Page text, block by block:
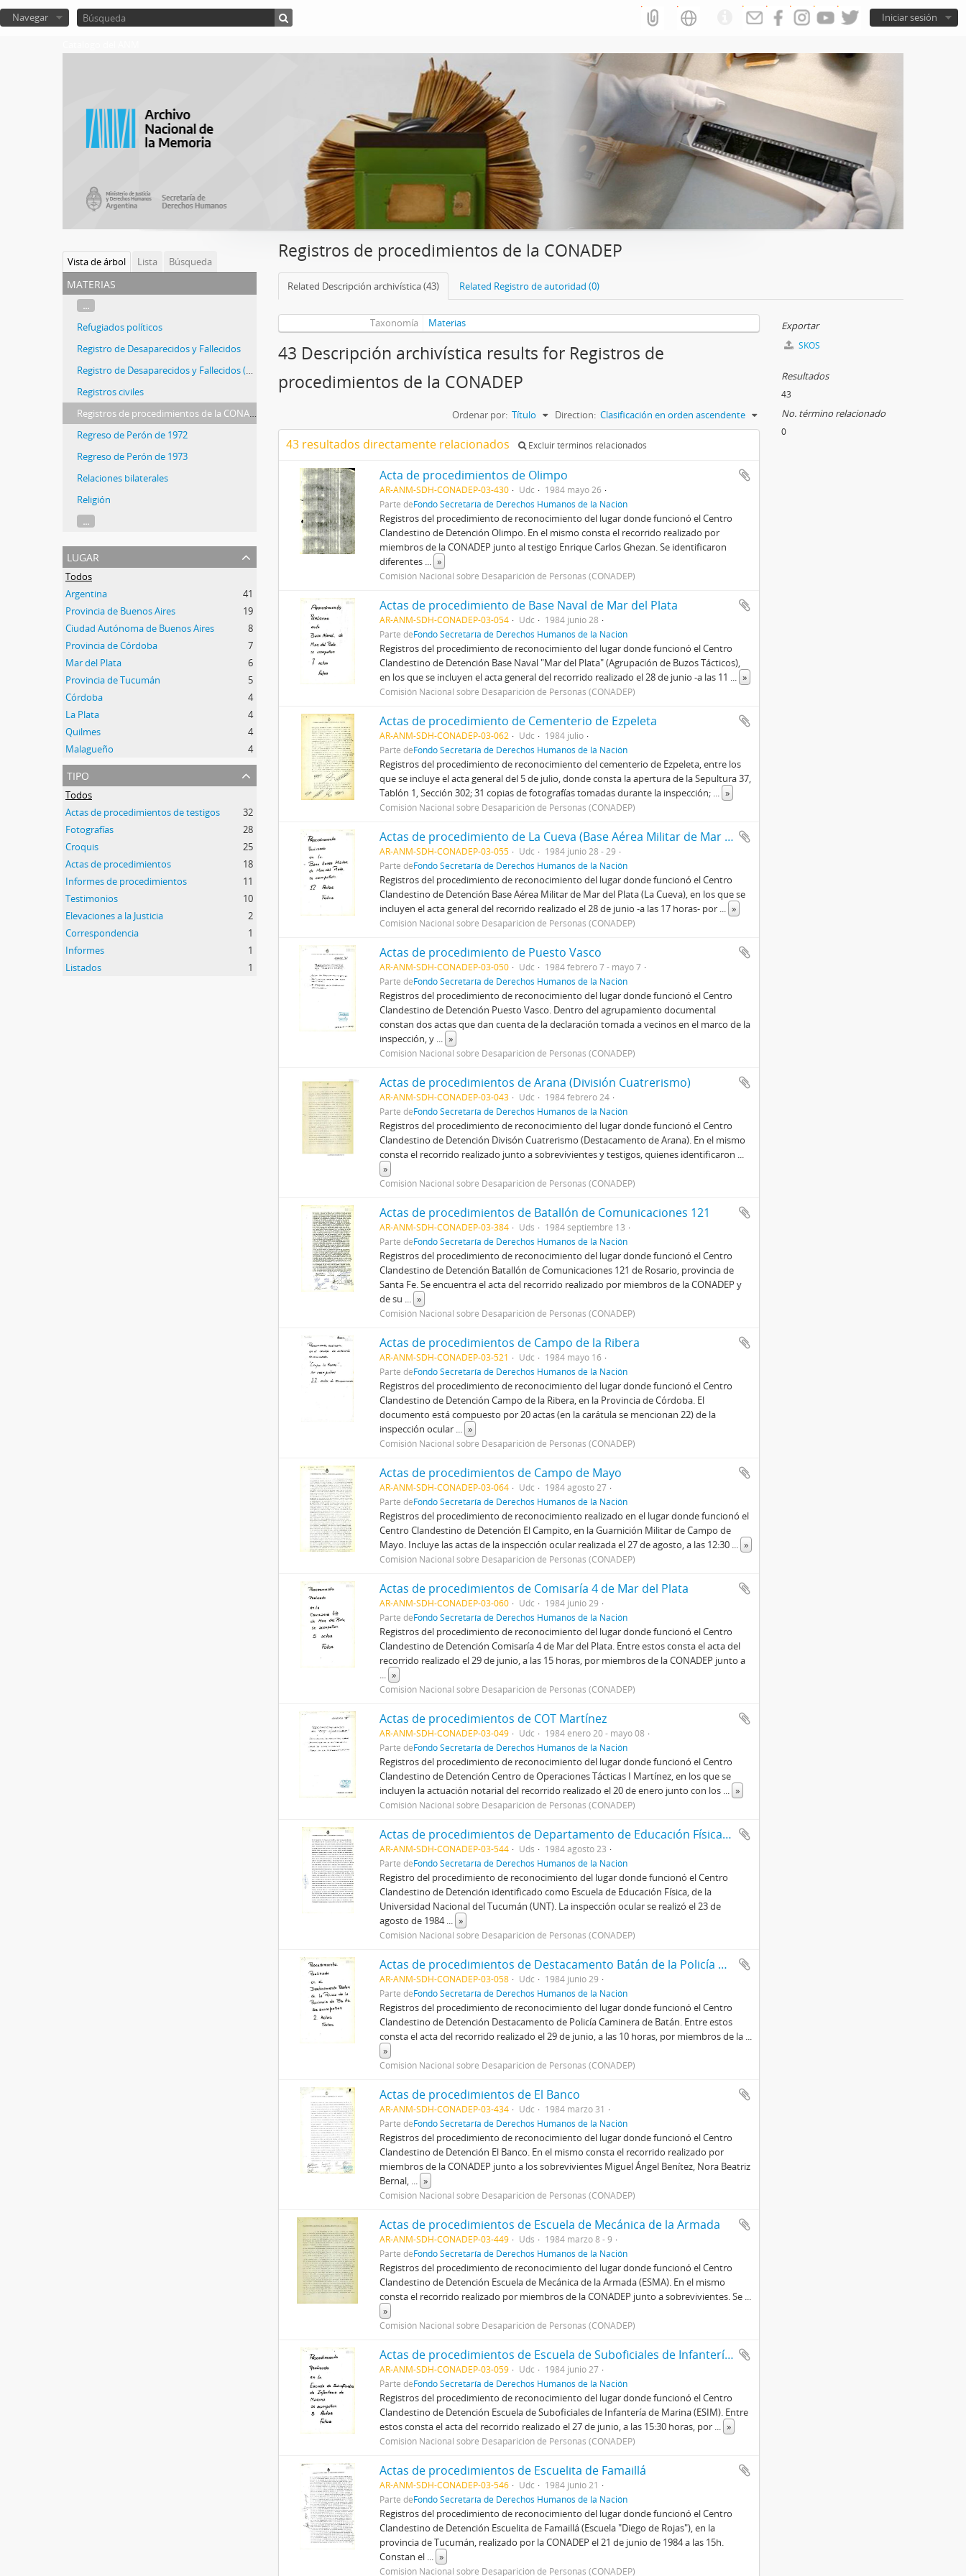
Iniciar sesión
Navegar
Vista de árbol Lista Búsqueda
materias
...
Refugiados políticos
Registro de Desaparecidos y Fallecidos
Registros civiles
Regreso de Perón de 1972
Regreso de Perón de 1973
Relaciones bilaterales
Religión
...
lugar
Todos
Argentina
41
Provincia de Buenos Aires
19
Ciudad Autónoma de Buenos Aires
8
Provincia de Córdoba
7
Mar del Plata
6
Provincia de Tucumán
5
Córdoba
4
La Plata
4
Quilmes
4
Malagueño
4
tipo
Todos
Actas de procedimientos de testigos
32
Fotografías
28
Croquis
25
Actas de procedimientos
18
Informes de procedimientos
11
Testimonios
10
Elevaciones a la Justicia
2
Correspondencia
1
Informes
1
Listados
1
Registros de procedimientos de la CONADEP
Related Descripción archivística (43) Related Registro de autoridad (0)
Taxonomía Materias
43 Descripción archivística results for Registros de
procedimientos de la CONADEP
Ordenar por: Título Direction: Clasificación en orden ascendente
43 resultados directamente relacionados Excluir términos relacionados
Acta de procedimientos de Olimpo
AR-ANM-SDH-CONADEP-03-430 Udc
1984 mayo 26
Parte deFondo Secretaría de Derechos Humanos de la Nación
Registros del procedimiento de reconocimiento del lugar donde funcionó el Centro
Clandestino de Detención Olimpo. En el mismo consta el recorrido realizado por
miembros de la CONADEP junto al testigo Enrique Carlos Ghezan. Se identificaron
diferentes
»
Comisión Nacional sobre Desaparición de Personas (CONADEP)
Actas de procedimiento de Base Naval de Mar del Plata
AR-ANM-SDH-CONADEP-03-054 Udc
1984 junio 28
Parte deFondo Secretaría de Derechos Humanos de la Nación
Registros del procedimiento de reconocimiento del lugar donde funcionó el Centro
Clandestino de Detención Base Naval "Mar del Plata" (Agrupación de Buzos Tácticos),
en los que se incluyen el acta general del recorrido realizado el 28 de junio -a las 11
»
Comisión Nacional sobre Desaparición de Personas (CONADEP)
Actas de procedimiento de Cementerio de Ezpeleta
AR-ANM-SDH-CONADEP-03-062 Udc
1984 julio
Parte deFondo Secretaría de Derechos Humanos de la Nación
Registros del procedimiento de reconocimiento del cementerio de Ezpeleta, entre los
que se incluye el acta general del 5 de julio, donde consta la apertura de la Sepultura 37,
Tablón 1, Sección 302; 31 copias de fotografías tomadas durante la inspección;
»
Comisión Nacional sobre Desaparición de Personas (CONADEP)
Actas de procedimiento de La Cueva (Base Aérea Militar de Mar del Plata)
AR-ANM-SDH-CONADEP-03-055 Udc
1984 junio 28 - 29
Parte deFondo Secretaría de Derechos Humanos de la Nación
Registros del procedimiento de reconocimiento del lugar donde funcionó el Centro
Clandestino de Detención Base Aérea Militar de Mar del Plata (La Cueva), en los que se
incluyen el acta general del recorrido realizado el 28 de junio -a las 17 horas- por
»
Comisión Nacional sobre Desaparición de Personas (CONADEP)
Actas de procedimiento de Puesto Vasco
AR-ANM-SDH-CONADEP-03-050 Udc
1984 febrero 7 - mayo 7
Parte deFondo Secretaría de Derechos Humanos de la Nación
Registros del procedimiento de reconocimiento del lugar donde funcionó el Centro
Clandestino de Detención Puesto Vasco. Dentro del agrupamiento documental
constan dos actas que dan cuenta de la declaración tomada a vecinos en el marco de la
inspección, y
»
Comisión Nacional sobre Desaparición de Personas (CONADEP)
Actas de procedimientos de Arana (División Cuatrerismo)
AR-ANM-SDH-CONADEP-03-043 Udc
1984 febrero 24
Parte deFondo Secretaría de Derechos Humanos de la Nación
Registros del procedimiento de reconocimiento del lugar donde funcionó el Centro
Clandestino de Detención Divisón Cuatrerismo (Destacamento de Arana). En el mismo
consta el recorrido realizado junto a sobrevivientes y testigos, quienes identificaron
»
Comisión Nacional sobre Desaparición de Personas (CONADEP)
Actas de procedimientos de Batallón de Comunicaciones 121
AR-ANM-SDH-CONADEP-03-384 Uds
1984 septiembre 13
Parte deFondo Secretaría de Derechos Humanos de la Nación
Registros del procedimiento de reconocimiento del lugar donde funcionó el Centro
Clandestino de Detención Batallón de Comunicaciones 121 de Rosario, provincia de
Santa Fe. Se encuentra el acta del recorrido realizado por miembros de la CONADEP y
de su
»
Comisión Nacional sobre Desaparición de Personas (CONADEP)
Actas de procedimientos de Campo de la Ribera
AR-ANM-SDH-CONADEP-03-521 Udc
1984 mayo 16
Parte deFondo Secretaría de Derechos Humanos de la Nación
Registros del procedimiento de reconocimiento del lugar donde funcionó el Centro
Clandestino de Detención Campo de la Ribera, en la Provincia de Córdoba. El
documento está compuesto por 20 actas (en la carátula se mencionan 22) de la
inspección ocular
»
Comisión Nacional sobre Desaparición de Personas (CONADEP)
Actas de procedimientos de Campo de Mayo
AR-ANM-SDH-CONADEP-03-064 Udc
1984 agosto 27
Parte deFondo Secretaría de Derechos Humanos de la Nación
Registros del procedimiento de reconocimiento realizado en el lugar donde funcionó el
Centro Clandestino de Detención El Campito, en la Guarnición Militar de Campo de
Mayo. Incluye las actas de la inspección ocular realizada el 27 de agosto, a las 12:30
»
Comisión Nacional sobre Desaparición de Personas (CONADEP)
Actas de procedimientos de Comisaría 4 de Mar del Plata
AR-ANM-SDH-CONADEP-03-060 Udc
1984 junio 29
Parte deFondo Secretaría de Derechos Humanos de la Nación
Registros del procedimiento de reconocimiento del lugar donde funcionó el Centro
Clandestino de Detención Comisaría 4 de Mar del Plata. Entre estos consta el acta del
recorrido realizado el 29 de junio, a las 15 horas, por miembros de la CONADEP junto a
»
Comisión Nacional sobre Desaparición de Personas (CONADEP)
Actas de procedimientos de COT Martínez
AR-ANM-SDH-CONADEP-03-049 Udc
1984 enero 20 - mayo 08
Parte deFondo Secretaría de Derechos Humanos de la Nación
Registros del procedimiento de reconocimiento del lugar donde funcionó el Centro
Clandestino de Detención Centro de Operaciones Tácticas I Martínez, en los que se
incluyen la actuación notarial del recorrido realizado el 20 de enero junto con los
»
Comisión Nacional sobre Desaparición de Personas (CONADEP)
Actas de procedimientos de Departamento de Educación Física de la Universidad Nacional de Tucumán
AR-ANM-SDH-CONADEP-03-544 Uds
1984 agosto 23
Parte deFondo Secretaría de Derechos Humanos de la Nación
Registro del procedimiento de reconocimiento del lugar donde funcionó el Centro
Clandestino de Detención identificado como Escuela de Educación Física, de la
Universidad Nacional del Tucumán (UNT). La inspección ocular se realizó el 23 de
agosto de 1984
»
Comisión Nacional sobre Desaparición de Personas (CONADEP)
Actas de procedimientos de Destacamento Batán de la Policía de la Provincia de Buenos Aires
AR-ANM-SDH-CONADEP-03-058 Udc
1984 junio 29
Parte deFondo Secretaría de Derechos Humanos de la Nación
Registros del procedimiento de reconocimiento del lugar donde funcionó el Centro
Clandestino de Detención Destacamento de Policía Caminera de Batán. Entre estos
consta el acta del recorrido realizado el 29 de junio, a las 10 horas, por miembros de la
»
Comisión Nacional sobre Desaparición de Personas (CONADEP)
Actas de procedimientos de El Banco
AR-ANM-SDH-CONADEP-03-434 Udc
1984 marzo 31
Parte deFondo Secretaría de Derechos Humanos de la Nación
Registros del procedimiento de reconocimiento del lugar donde funcionó el Centro
Clandestino de Detención El Banco. En el mismo consta el recorrido realizado por
miembros de la CONADEP junto a los sobrevivientes Miguel Ángel Benítez, Nora Beatriz
Bernal,
»
Comisión Nacional sobre Desaparición de Personas (CONADEP)
Actas de procedimientos de Escuela de Mecánica de la Armada
AR-ANM-SDH-CONADEP-03-449 Uds
1984 marzo 8 - 9
Parte deFondo Secretaría de Derechos Humanos de la Nación
Registros del procedimiento de reconocimiento del lugar donde funcionó el Centro
Clandestino de Detención Escuela de Mecánica de la Armada (ESMA). En el mismo
consta el recorrido realizado por miembros de la CONADEP junto a sobrevivientes. Se
»
Comisión Nacional sobre Desaparición de Personas (CONADEP)
Actas de procedimientos de Escuela de Suboficiales de Infantería de Marina (ESIM)
AR-ANM-SDH-CONADEP-03-059 Udc
1984 junio 27
Parte deFondo Secretaría de Derechos Humanos de la Nación
Registros del procedimiento de reconocimiento del lugar donde funcionó el Centro
Clandestino de Detención Escuela de Suboficiales de Infantería de Marina (ESIM). Entre
estos consta el acta del recorrido realizado el 27 de junio, a las 15:30 horas, por
»
Comisión Nacional sobre Desaparición de Personas (CONADEP)
Actas de procedimientos de Escuelita de Famaillá
AR-ANM-SDH-CONADEP-03-546 Udc
1984 junio 21
Parte deFondo Secretaría de Derechos Humanos de la Nación
Registros del procedimiento de reconocimiento del lugar donde funcionó el Centro
Clandestino de Detención Escuelita de Famaillá (Escuela "Diego de Rojas"), en la
provincia de Tucumán, realizado por la CONADEP el 21 de junio de 1984 a las 15h.
Constan el
»
Comisión Nacional sobre Desaparición de Personas (CONADEP)
Exportar
SKOS
Resultados
43
No. término relacionado
0